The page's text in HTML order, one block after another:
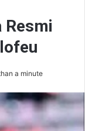
Resmi
a minute